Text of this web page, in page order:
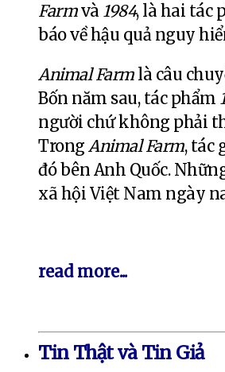
Farmvà 1984, là hai tác
báo về hậu quả nguy
Animal Farmlà câu
Bốn năm sau, tác phẩm
người chứ không phải
Trong Animal Farm, tác
đó bên Anh Quốc.
xã hội Việt Nam ngày
read more...
Tin Thật và Tin Giả